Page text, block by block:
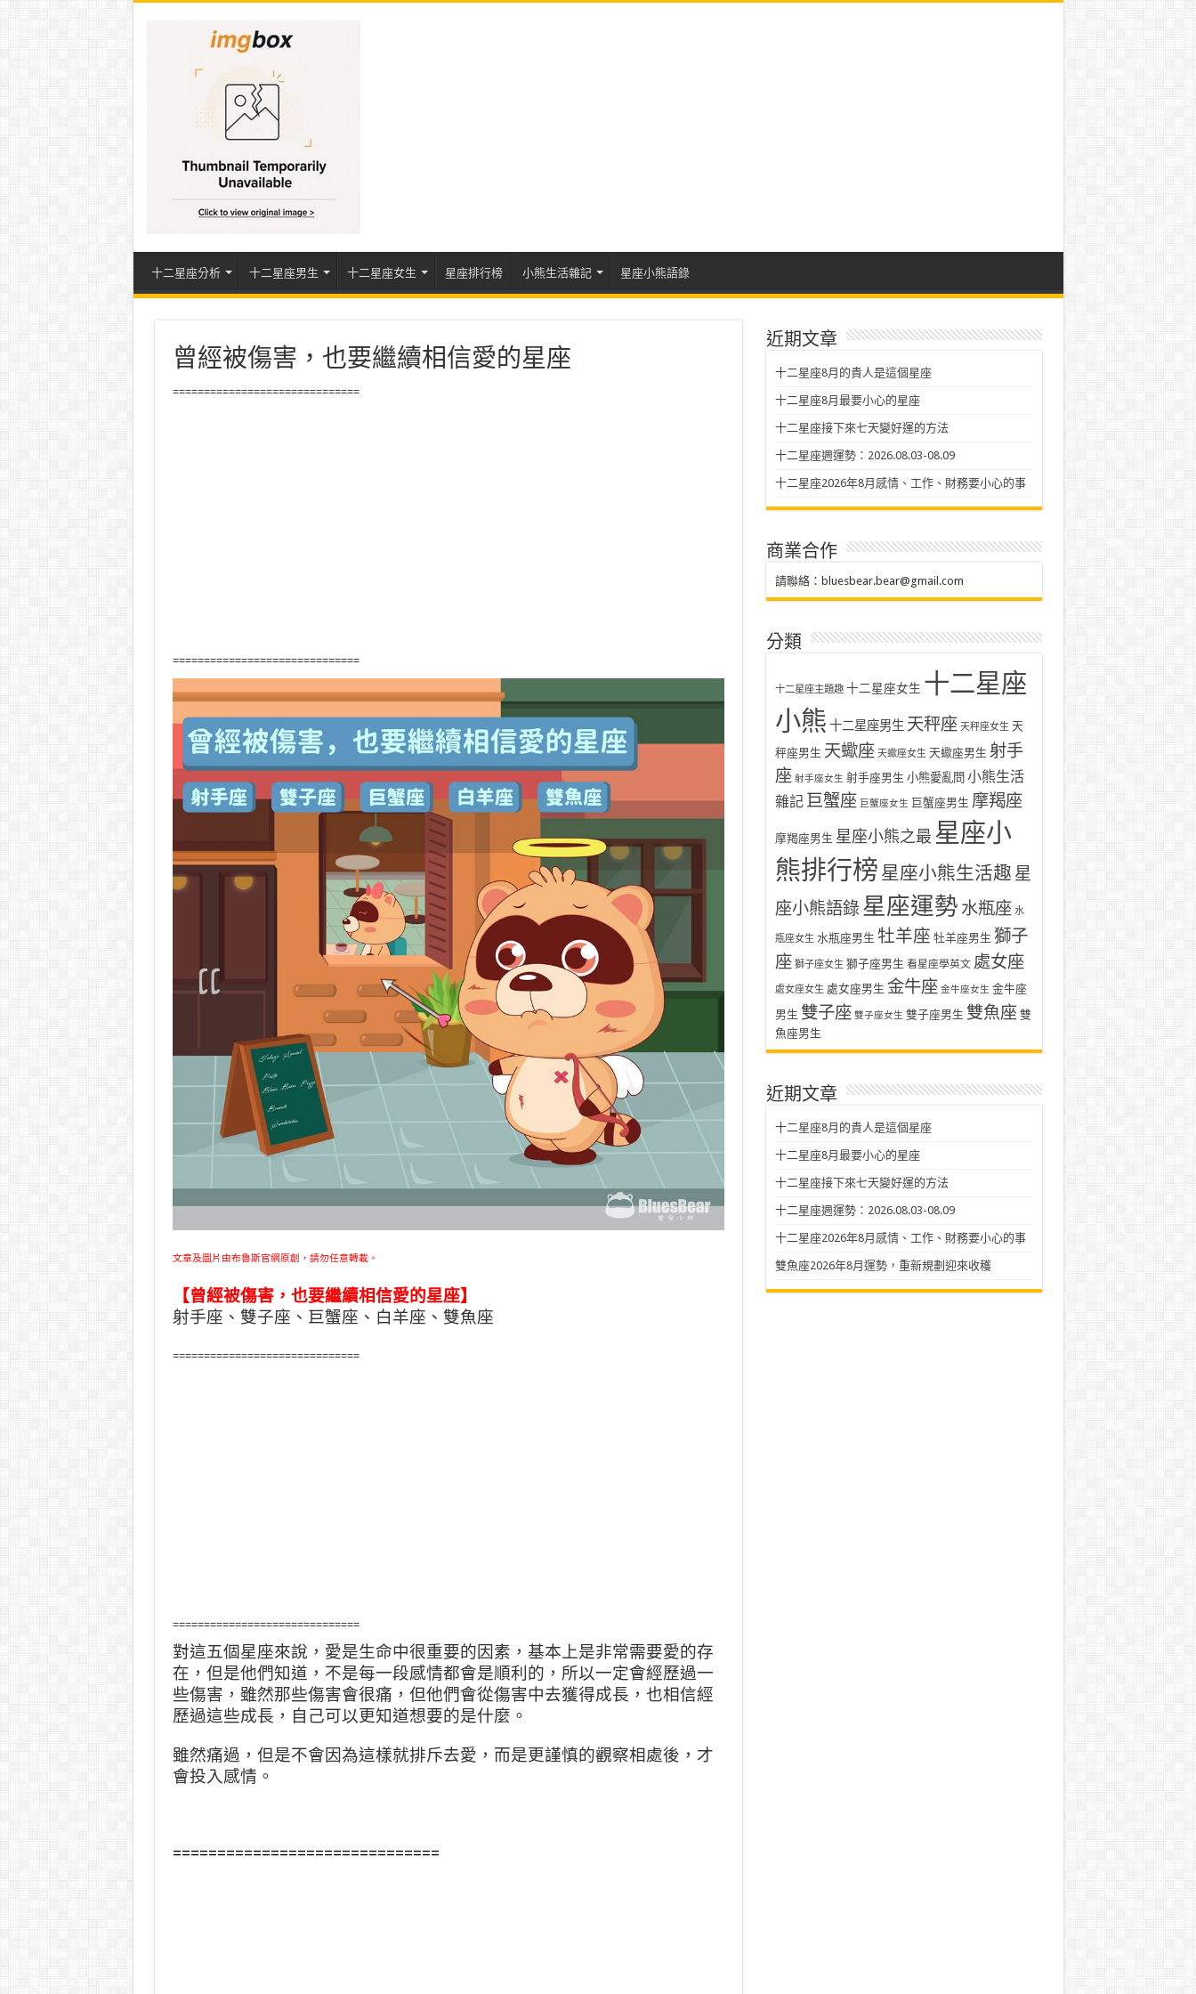
十二星座分析 十二星座男生 十二星座女生 星座排行榜 小熊生活雜記 星座小熊語錄
曾經被傷害，也要繼續相信愛的星座
==============================
==============================
文章及圖片由布魯斯官網原創，請勿任意轉載。
【曾經被傷害，也要繼續相信愛的星座】
射手座、雙子座、巨蟹座、白羊座、雙魚座
==============================
==============================
對這五個星座來說，愛是生命中很重要的因素，基本上是非常需要愛的存
在，但是他們知道，不是每一段感情都會是順利的，所以一定會經歷過一
些傷害，雖然那些傷害會很痛， 但他們會從傷害中去獲得成長，也相信經
歷過這些成長，自 己可以更知道想要的是什麼。
雖然痛過，但是不會因為這樣就排斥去愛，而是更謹慎的觀察相處後，才
會投入感情。
==============================
近期文章
十二星座8月的貴人是這個星座
十二星座8月最要小心的星座
十二星座接下來七天變好運的方法
十二星座週運勢：2026.08.03-08.09
十二星座2026年8月感情、工作、財務要小心的事
商業合作
請聯絡： bluesbear.bear@gmail.com
分類
十二星座主題趣 十二星座女生 十二星座
小熊 十二星座男生 天秤座 天秤座女生 天
秤座男生 天蠍座 天蠍座女生 天蠍座男生 射手
座 射手座女生 射手座男生 小熊愛亂問 小熊生活
雜記 巨蟹座 巨蟹座女生 巨蟹座男生 摩羯座
摩羯座男生 星座小熊之最 星座小
熊排行榜 星座小熊生活趣 星
座小熊語錄星座運勢 水瓶座 水
瓶座女生 水瓶座男生 牡羊座 牡羊座男生 獅子
座 獅子座女生 獅子座男生 看星座學英文 處女座
處女座女生 處女座男生 金牛座 金牛座女生 金牛座
男生 雙子座 雙子座女生 雙子座男生 雙魚座 雙
魚座男生
近期文章
十二星座8月的貴人是這個星座
十二星座8月最要小心的星座
十二星座接下來七天變好運的方法
十二星座週運勢：2026.08.03-08.09
十二星座2026年8月感情、工作、財務要小心的事
雙魚座2026年8月運勢，重新規劃迎來收穫